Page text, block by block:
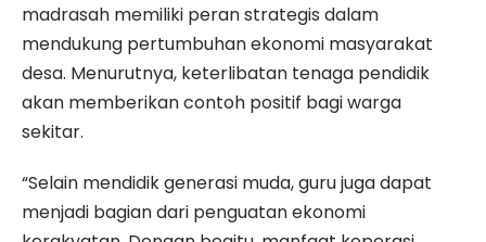
madrasah memiliki peran strategis dalam
mendukung pertumbuhan ekonomi masyarakat
desa. Menurutnya, keterlibatan tenaga pendidik
akan memberikan contoh positif bagi warga
sekitar.
“Selain mendidik generasi muda, guru juga dapat
menjadi bagian dari penguatan ekonomi